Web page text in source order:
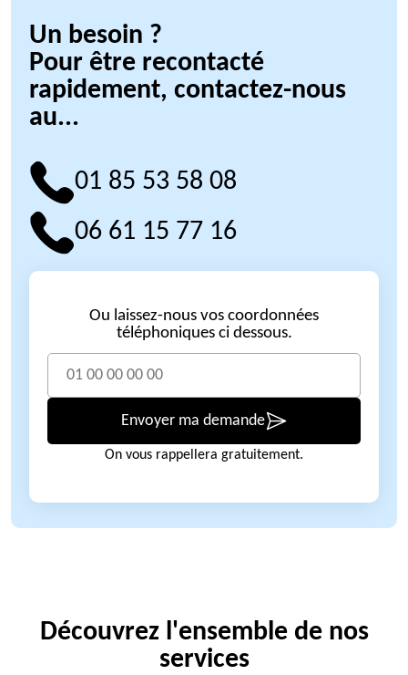
Un besoin ?
Pour être recontacté
rapidement, contactez-nous
au...
01 85 53 58 08
06 61 15 77 16
Ou laissez-nous vos coordonnées
téléphoniques ci dessous.
Envoyer ma demande
On vous rappellera gratuitement.
Découvrez l'ensemble de nos
services